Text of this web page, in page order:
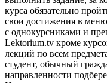
курса обязательно
свои достижения в
с однокурсниками и
Lektorium.tv кроме
лекций по всем
студент, обычный
направленности